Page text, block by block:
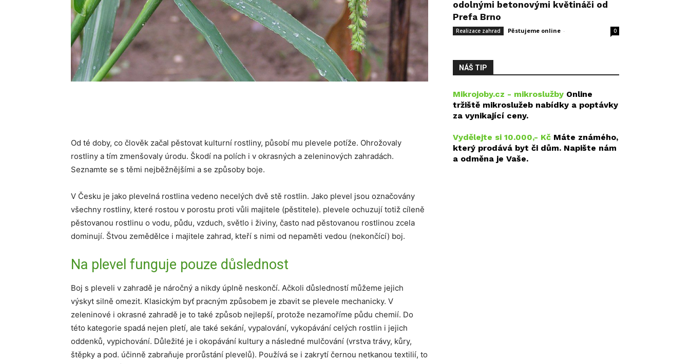
Od té doby, co člověk začal pěstovat kulturní rostliny, působí mu plevele potíže. Ohrožovaly
rostliny a tím zmenšovaly úrodu. Škodí na polích i v okrasných a zeleninových zahradách.
Seznamte se s těmi nejběžnějšími a se způsoby boje.
V Česku je jako plevelná rostlina vedeno necelých dvě stě rostlin. Jako plevel jsou označovány
všechny rostliny, které rostou v porostu proti vůli majitele (pěstitele). plevele ochuzují totiž cíleně
pěstovanou rostlinu o vodu, půdu, vzduch, světlo i živiny, často nad pěstovanou rostlinou zcela
dominují. Štvou zemědělce i majitele zahrad, kteří s nimi od nepaměti vedou (nekončící) boj.
Na plevel funguje pouze důslednost
Boj s pleveli v zahradě je náročný a nikdy úplně neskončí. Ačkoli důsledností můžeme jejich
výskyt silně omezit. Klasickým byť pracným způsobem je zbavit se plevele mechanicky. V
zeleninové i okrasné zahradě je to také způsob nejlepší, protože nezamoříme půdu chemií. Do
této kategorie spadá nejen pletí, ale také sekání, vypalování, vykopávání celých rostlin i jejich
oddenků, vypichování. Důležité je i okopávání kultury a následné mulčování (vrstva trávy, kůry,
štěpky a pod. účinně zabraňuje prorůstání plevelů). Používá se i zakrytí černou netkanou textilií, to
odolnými betonovými květináči od
Prefa Brno
Realizace zahrad Pěstujeme online - 0
NÁŠ TIP
Mikrojoby.cz - mikroslužby Online
tržiště mikroslužeb nabídky a poptávky
za vynikající ceny.
Vydělejte si 10.000,- Kč Máte známého,
který prodává byt či dům. Napište nám
a odměna je Vaše.